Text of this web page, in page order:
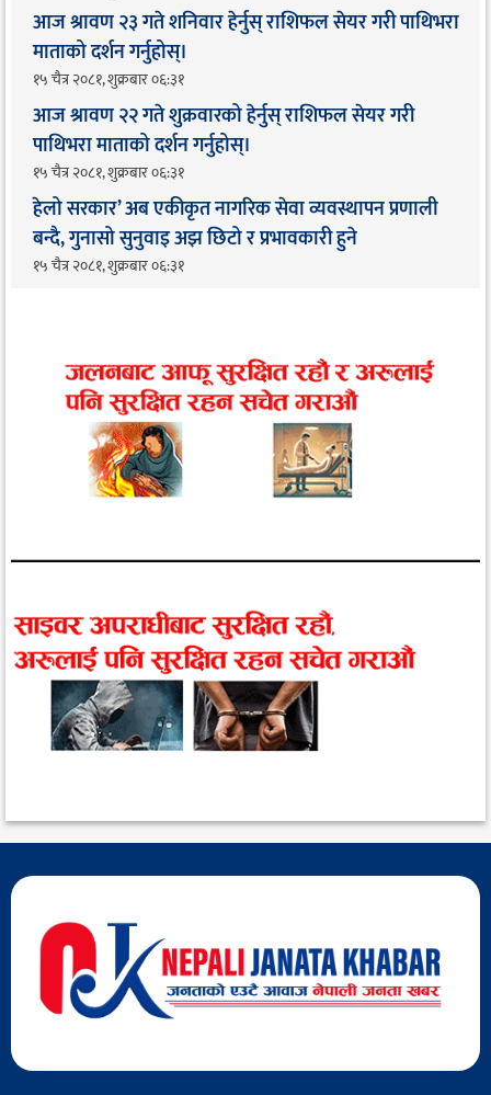
आज श्रावण २३ गते शनिवार हेर्नुस् राशिफल सेयर गरी पाथिभरा
माताको दर्शन गर्नुहोस्।
१५ चैत्र २०८१, शुक्रबार ०६:३१
आज श्रावण २२ गते शुक्रवारको हेर्नुस् राशिफल सेयर गरी
पाथिभरा माताको दर्शन गर्नुहोस्।
१५ चैत्र २०८१, शुक्रबार ०६:३१
हेलो सरकार’ अब एकीकृत नागरिक सेवा व्यवस्थापन प्रणाली
बन्दै, गुनासो सुनुवाइ अझ छिटो र प्रभावकारी हुने
१५ चैत्र २०८१, शुक्रबार ०६:३१